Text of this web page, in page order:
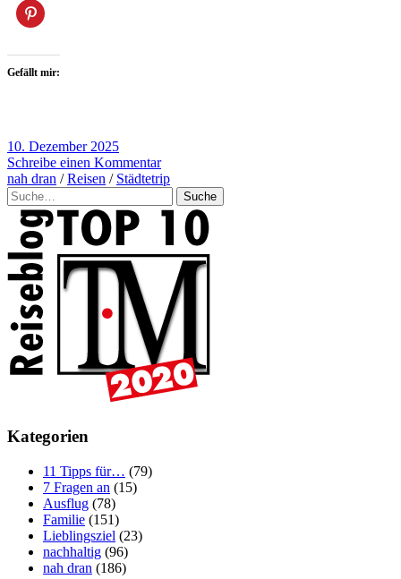
Gefällt mir:
10. Dezember 2025
Schreibe einen Kommentar
nah dran /Reisen / Städtetrip
Suche
Kategorien
11 Tipps für… (79)
7 Fragen an (15)
Ausflug (78)
Familie (151)
Lieblingsziel (23)
nachhaltig (96)
nah dran (186)